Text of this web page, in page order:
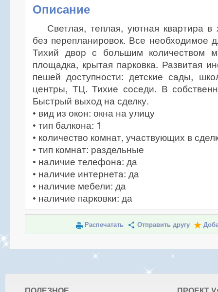
Описание
Светлая, теплая, уютная квартира
без перепланировок. Все необходимое
Тихий двор с большим количеством
площадка, крытая парковка. Развитая
пешей доступности: детские сады,
центры, ТЦ. Тихие соседи. В
Быстрый выход на сделку.
• вид из окон: окна на улицу
• тип балкона: 1
• количество комнат, участвующих в
• тип комнат: раздельные
• наличие телефона: да
• наличие интернета: да
• наличие мебели: да
• наличие парковки: да
Распечатать Отправить другу